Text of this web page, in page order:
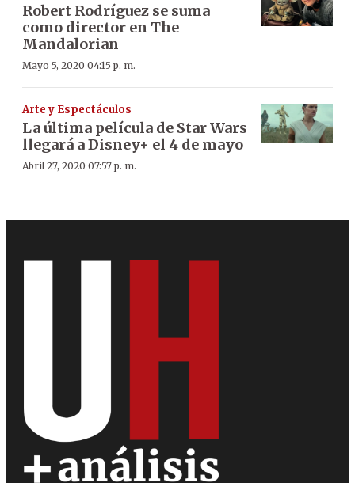
Robert Rodríguez se suma
como director en The
Mandalorian
Mayo 5, 2020 04:15 p. m.
Arte y Espectáculos
La última película de Star Wars
llegará a Disney+ el 4 de mayo
Abril 27, 2020 07:57 p. m.